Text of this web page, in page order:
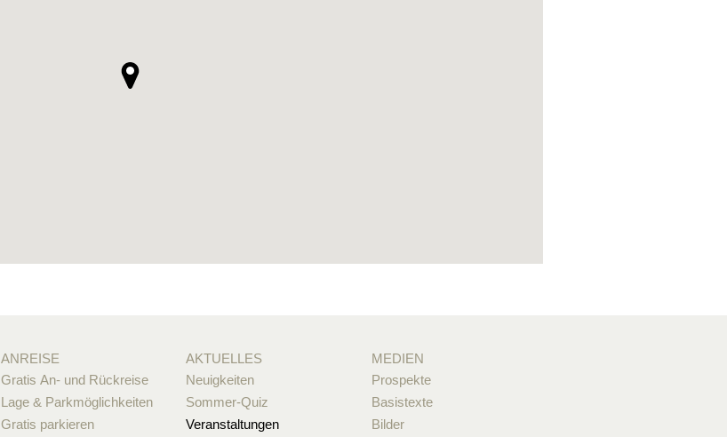
ANREISE
Gratis An- und Rückreise
Lage & Parkmöglichkeiten
Gratis parkieren
AKTUELLES
Neuigkeiten
Sommer-Quiz
Veranstaltungen
MEDIEN
Prospekte
Basistexte
Bilder